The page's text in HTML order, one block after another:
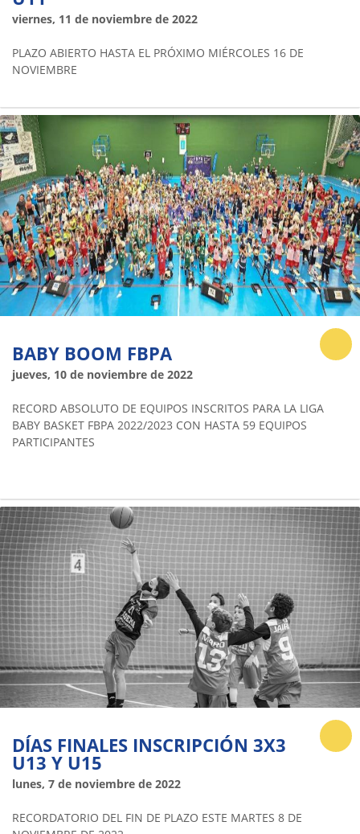
viernes, 11 de noviembre de 2022
PLAZO ABIERTO HASTA EL PRÓXIMO MIÉRCOLES 16 DE
NOVIEMBRE
BABY BOOM FBPA
jueves, 10 de noviembre de 2022
RECORD ABSOLUTO DE EQUIPOS INSCRITOS PARA LA LIGA
BABY BASKET FBPA 2022/2023 CON HASTA 59 EQUIPOS
PARTICIPANTES
DÍAS FINALES INSCRIPCIÓN 3X3
U13 Y U15
lunes, 7 de noviembre de 2022
RECORDATORIO DEL FIN DE PLAZO ESTE MARTES 8 DE